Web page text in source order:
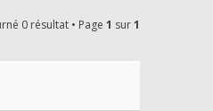
0 résultat • Page 1 sur1